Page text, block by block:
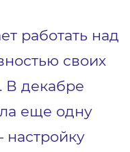
работать над
своих
В декабре
еще одну